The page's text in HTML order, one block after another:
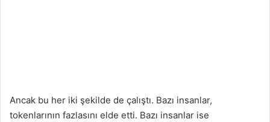
Ancak bu her iki şekilde de çalıştı. Bazı insanlar,
tokenlarının fazlasını elde etti. Bazı insanlar ise